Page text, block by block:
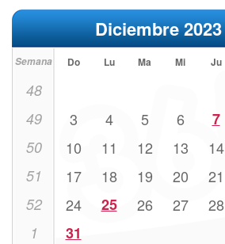
Diciembre 2023
Semana Do Lu Ma Mi Ju
48
49 3 4 5 6 7
50 10 11 12 13 14
51 17 18 19 20 21
52 24 25 26 27 28
1 31